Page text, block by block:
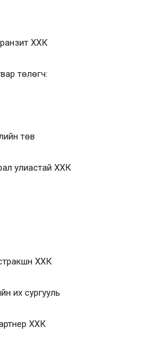
ХХК
төлөгч:
төв
улиастай ХХК
ХХК
их сургууль
ХХК